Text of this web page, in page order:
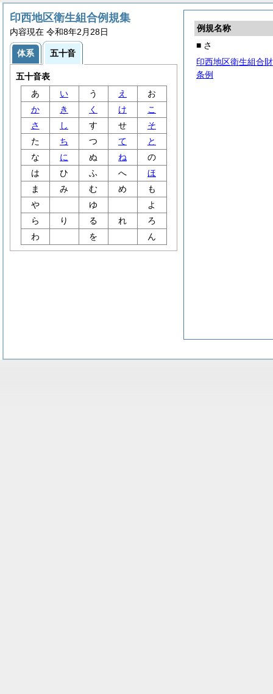
例規名称
■ さ
印西地区衛生組合
条例
印西地区衛生組合例規集
内容現在 令和8年2月28日
体系 五十音
五十音表
あ
い う え
お
か
き く け
こ
さ
し す せ
そ
た
ち つ て
と
な
に ぬ ね
の
は
ひ ふ へ
ほ
ま
み む め
も
や
ゆ
よ
ら
り る れ
ろ
わ
を ん